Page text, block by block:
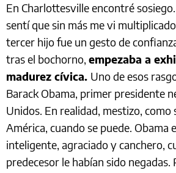
En Charlottesville encontré
sentí que sin más me vi
tercer hijo fue un gesto de
tras el bochorno, empezaba a
madurez cívica. Uno de esos
Barack Obama, primer presidente
Unidos. En realidad, mestizo, como
América, cuando se puede. Obama
inteligente, agraciado y canchero,
predecesor le habían sido